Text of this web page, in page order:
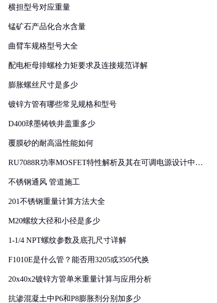
横担型号对应重量
锰矿石产品化合水含量
曲臂车规格型号大全
配电柜母排螺栓力矩要求及连接规范详解
膨胀螺丝尺寸是多少
镀锌方管有哪些常见规格和型号
D400球墨铸铁井盖重多少
覆膜砂的耐高温性能如何
RU7088R功率MOSFET特性解析及其在可调电源设计中的
不锈钢通风 管道施工
201不锈钢重量计算方法大全
M20螺纹大径和小径是多少
1-1/4 NPT螺纹参数及底孔尺寸详解
F1010E是什么管？能否用3205或3505代换
20x40x2镀锌方管单米重量计算与应用分析
抗渗混凝土中P6和P8膨胀剂分别加多少